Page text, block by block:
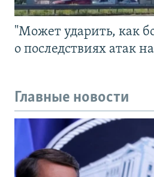
"Может ударить, как
о последствиях атак
Главные новости